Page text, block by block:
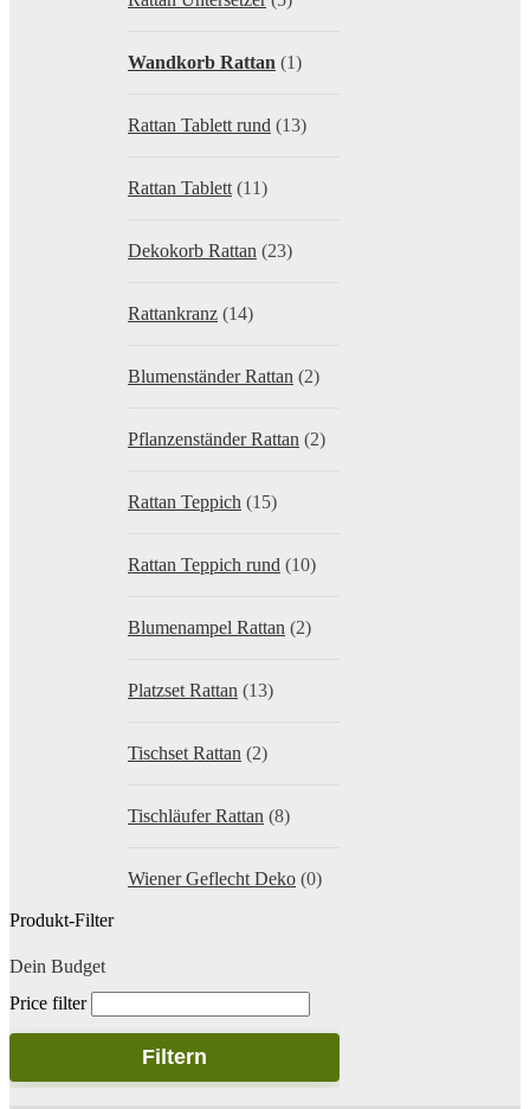
Wandkorb Rattan (1)
Rattan Tablett rund (13)
Rattan Tablett (11)
Dekokorb Rattan (23)
Rattankranz (14)
Blumenständer Rattan (2)
Pflanzenständer Rattan (2)
Rattan Teppich (15)
Rattan Teppich rund (10)
Blumenampel Rattan (2)
Platzset Rattan (13)
Tischset Rattan (2)
Tischläufer Rattan (8)
Wiener Geflecht Deko (0)
Produkt-Filter
Dein Budget
Price filter
Filtern